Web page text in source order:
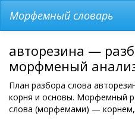
Морфемный словарь
авторезина —
морфменый
План разбора слова
корня и основы. Морфемный
слова (морфемами) —